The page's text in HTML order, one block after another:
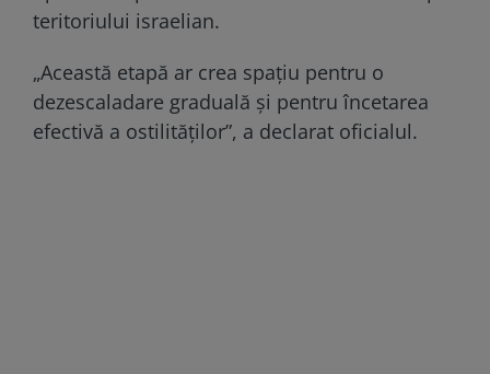
teritoriului israelian.
„Această etapă ar crea spațiu pentru o
dezescaladare graduală și pentru încetarea
efectivă a ostilităților”, a declarat oficialul.